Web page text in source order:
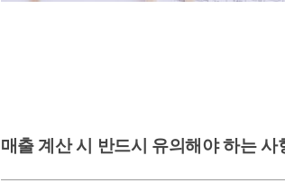
매출 계산 시 반드시 유의해야 하는 사